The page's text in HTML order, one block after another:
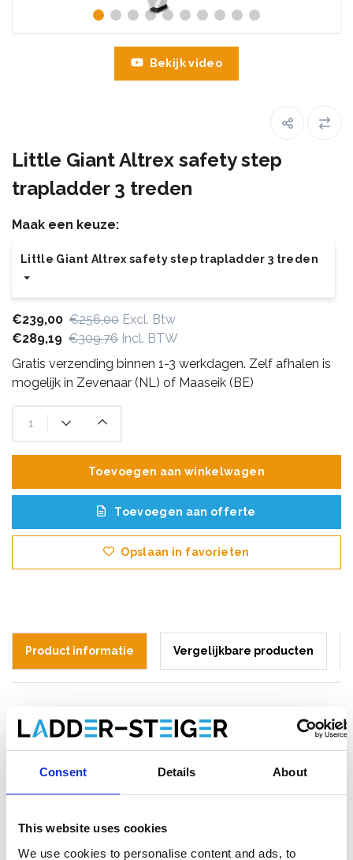
Consent Details About
This website uses cookies
We use cookies to personalise content and ads, to
Bekijk video
Little Giant Altrex safety step
trapladder 3 treden
Maak een keuze:
Little Giant Altrex safety step trapladder 3 treden
€239,00 €256,00 Excl. Btw
€289,19 €309,76 Incl. BTW
Gratis verzending binnen 1-3 werkdagen. Zelf afhalen is
mogelijk in Zevenaar (NL) of Maaseik (BE)
Toevoegen aan winkelwagen
Toevoegen aan offerte
Opslaan in favorieten
Product informatie Vergelijkbare producten
Little Giant Altrex Safety Step 3 Treden
robuuste en veilige werktrap, ideaal voor professioneel gebruik
in magazijnen, werkplaatsen en thuis. Dankzij de flauwe